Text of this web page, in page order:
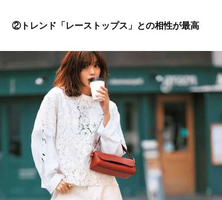
②トレンド「レーストップス」との相性が最高